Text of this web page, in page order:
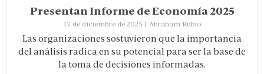
Presentan Informe de Economía 2025
17 de diciembre de 2025 | Abraham Rubio
Las organizaciones sostuvieron que la importancia
del análisis radica en su potencial para ser la base de
la toma de decisiones informadas.